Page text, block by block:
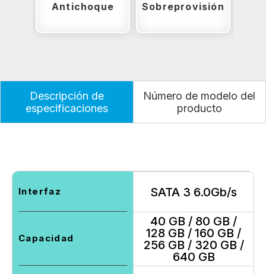
Antichoque Sobreprovisión
Descripción de
especificaciones
Número de modelo del
producto
Interfaz SATA 3 6.0Gb/s
Capacidad
40 GB / 80 GB /
128 GB / 160 GB /
256 GB / 320 GB /
640 GB